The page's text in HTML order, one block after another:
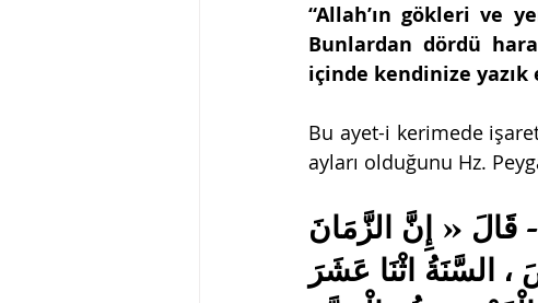
“Allah’ın gökleri ve
Bunlardan dördü
içinde kendinize yazık
Bu ayet-i kerimede
ayları olduğunu Hz.